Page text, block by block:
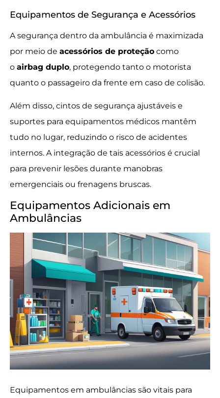
Equipamentos de Segurança e Acessórios
A segurança dentro da ambulância é maximizada
por meio de acessórios de proteção como
o airbag duplo, protegendo tanto o motorista
quanto o passageiro da frente em caso de colisão.
Além disso, cintos de segurança ajustáveis e
suportes para equipamentos médicos mantêm
tudo no lugar, reduzindo o risco de acidentes
internos. A integração de tais acessórios é crucial
para prevenir lesões durante manobras
emergenciais ou frenagens bruscas.
Equipamentos Adicionais em
Ambulâncias
Equipamentos em ambulâncias são vitais para